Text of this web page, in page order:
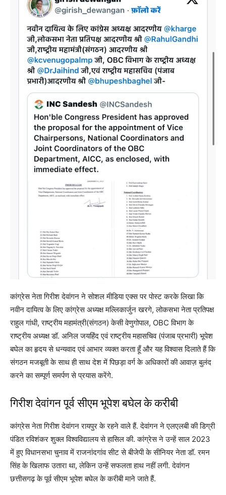
कांग्रेस नेता गिरीश देवांगन ने सोशल मीडिया एक्स पर पोस्ट करके लिखा कि
नवीन दायित्व के लिए कांग्रेस अध्यक्ष मल्लिकार्जुन खरगे, लोकसभा नेता प्रतिपक्ष
राहुल गांधी, राष्ट्रीय महामंत्री(संगठन) केसी वेणुगोपाल, OBC विभाग के
राष्ट्रीय अध्यक्ष डॉ. अनिल जयहिंद एवं राष्ट्रीय महासचिव (पंजाब प्रभारी) भूपेश
बघेल का हृदय से धन्यवाद एवं आभार व्यक्त करता हूँ और यह विश्वास दिलाते हैं कि
संगठन मजबूती के साथ ही साथ देश में पिछड़ा वर्ग के अधिकारों की आवाज़ बुलंद
करने का सम्पूर्ण समर्पण से प्रयास करेंगे.
गिरीश देवांगन पूर्व सीएम भूपेश बघेल के करीबी
कांग्रेस नेता गिरीश देवांगन रायपुर के रहने वाले हैं. देवांगन ने एलएलबी की डिग्री
पंडित रविशंकर शुक्ल विश्वविद्यालय से हासिल की. कांग्रेस ने उन्हें साल 2023
में हुए विधानसभा चुनाव में राजनांदगांव सीट से बीजेपी के सीनियर नेता डॉ. रमन
सिंह के खिलाफ उतारा था, लेकिन उन्हें सफलता हाथ नहीं लगी. देवांगन
छत्तीसगढ़ के पूर्व सीएम भूपेश बघेल के करीबी माने जाते हैं.